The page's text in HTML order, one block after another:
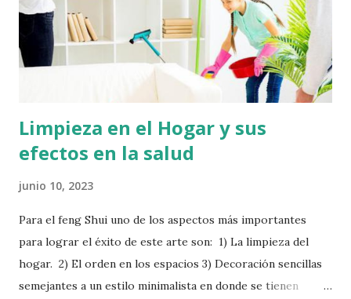
Cerraduras : o arregle las cerraduras de la puerta de la
verja y de la puerta principal, en caso de estar dañadas, ya
que generan una resistencia a la venta. Trate de que abrir la
puerta sea un acto fácil y agr...
Limpieza en el Hogar y sus
efectos en la salud
junio 10, 2023
Para el feng Shui uno de los aspectos más importantes
para lograr el éxito de este arte son: 1) La limpieza del
hogar. 2) El orden en los espacios 3) Decoración sencillas
semejantes a un estilo minimalista en donde se tienen